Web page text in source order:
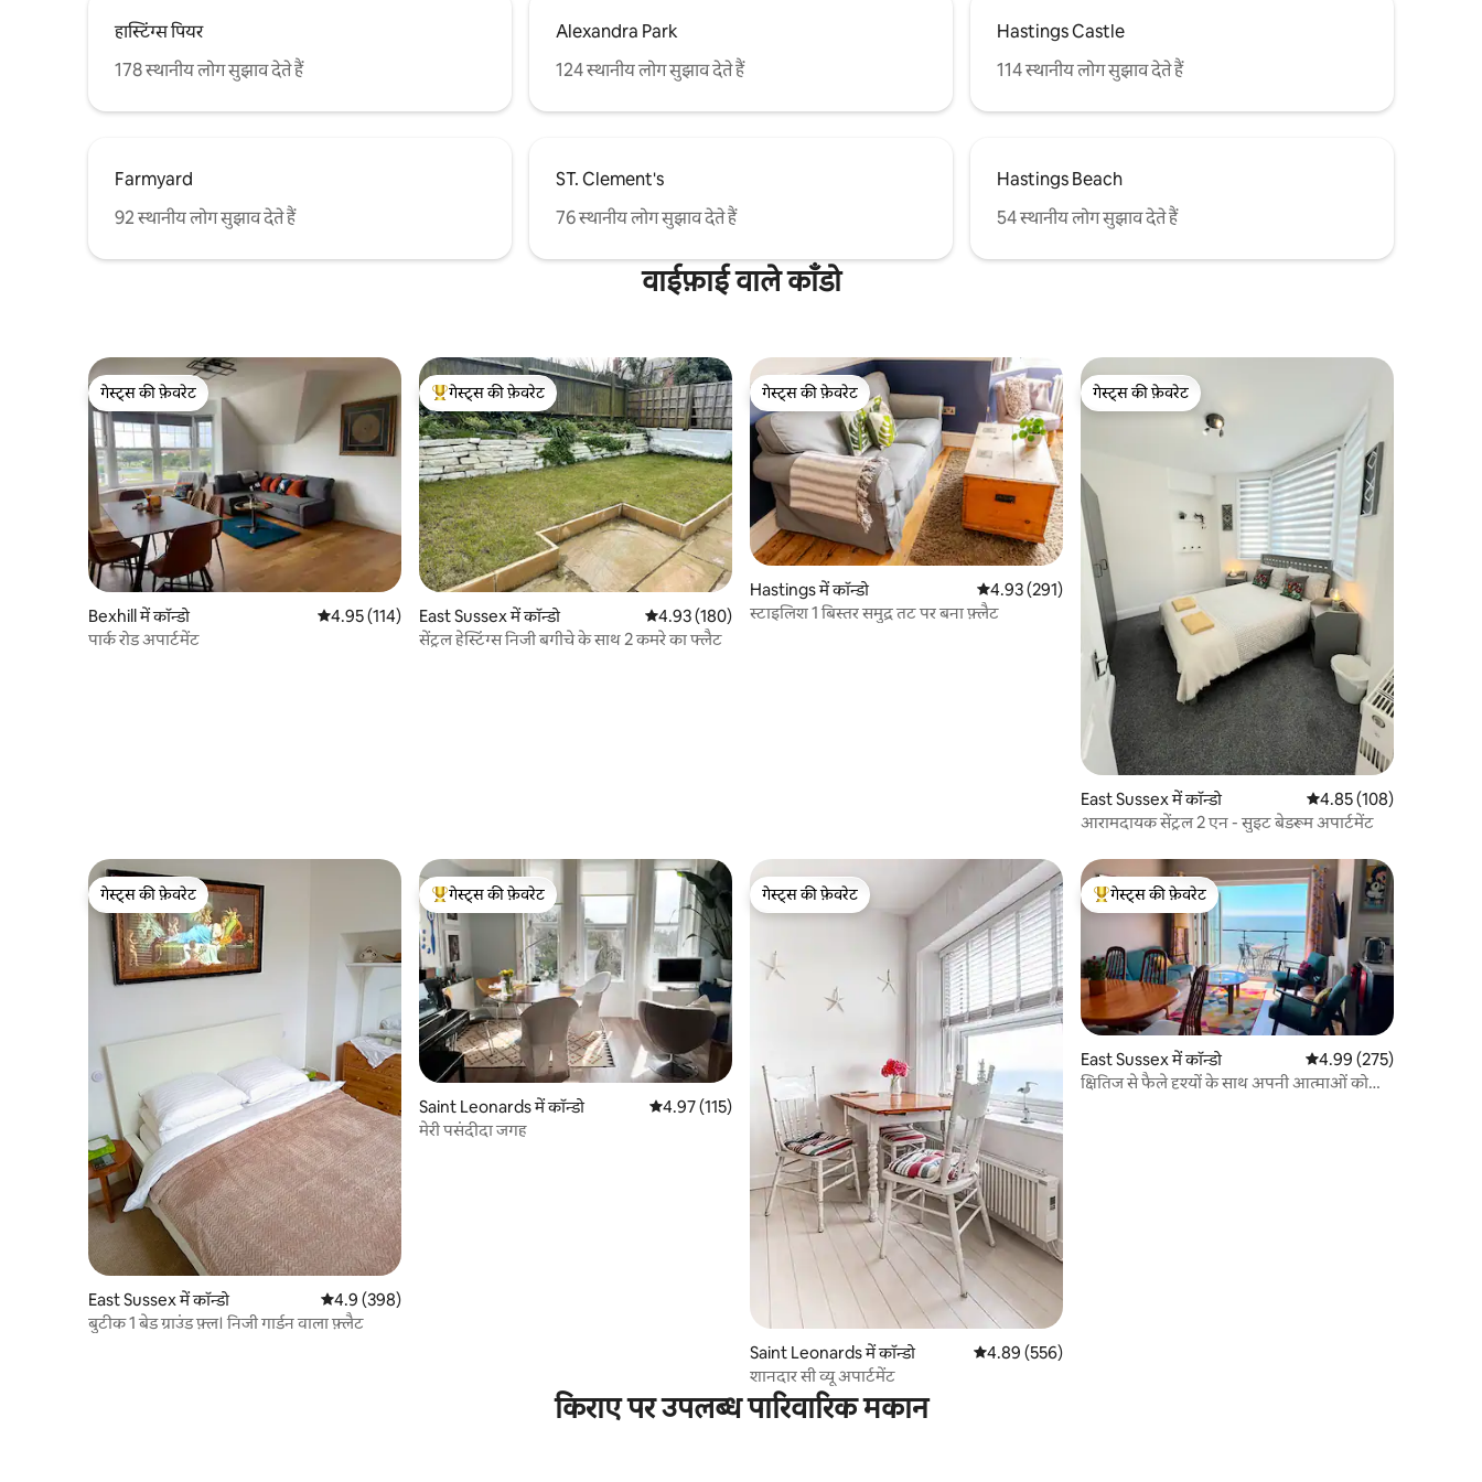
हास्टिंग्स पियर
178 स्थानीय लोग सुझाव देते हैं
Alexandra Park
124 स्थानीय लोग सुझाव देते हैं
Hastings Castle
114 स्थानीय लोग सुझाव देते हैं
Farmyard
92 स्थानीय लोग सुझाव देते हैं
ST. Clement's
76 स्थानीय लोग सुझाव देते हैं
Hastings Beach
54 स्थानीय लोग सुझाव देते हैं
वाईफ़ाई वाले काँडो
गेस्ट्स की फ़ेवरेट
गेस्ट्स की फ़ेवरेट
Bexhill में कॉन्डो औसत रेटिंग 5 में से 4.95, 114 समीक्षाएँ
4.95 (114)
पार्क रोड अपार्टमेंट
गेस्ट्स का टॉप फ़ेवरेट
गेस्ट्स की फ़ेवरेट
East Sussex में कॉन्डो औसत रेटिंग 5 में से 4.93, 180 समीक्षाएँ
4.93 (180)
सेंट्रल हेस्टिंग्स निजी बगीचे के साथ 2 कमरे का फ्लैट
गेस्ट्स की फ़ेवरेट
गेस्ट्स की फ़ेवरेट
Hastings में कॉन्डो औसत रेटिंग 5 में से 4.93, 291 समीक्षाएँ
4.93 (291)
स्टाइलिश 1 बिस्तर समुद्र तट पर बना फ़्लैट
गेस्ट्स की फ़ेवरेट
गेस्ट्स की फ़ेवरेट
East Sussex में कॉन्डो औसत रेटिंग 5 में से 4.85,
4.85 (108)
आरामदायक सेंट्रल 2 एन - सुइट बेडरूम अपार्टमेंट
गेस्ट्स की फ़ेवरेट
गेस्ट्स की फ़ेवरेट
East Sussex में कॉन्डो औसत रेटिंग 5 में से 4.9, 398 समीक्षाएँ
4.9 (398)
बुटीक 1 बेड ग्राउंड फ़्ल। निजी गार्डन वाला फ़्लैट
गेस्ट्स का टॉप फ़ेवरेट
गेस्ट्स की फ़ेवरेट
Saint Leonards में कॉन्डो औसत रेटिंग 5 में से 4.97, 115 समीक्षाएँ
4.97 (115)
मेरी पसंदीदा जगह
गेस्ट्स की फ़ेवरेट
गेस्ट्स की फ़ेवरेट
Saint Leonards में कॉन्डो औसत रेटिंग 5 में से 4.89, 556 समीक्षाएँ
4.89 (556)
शानदार सी व्यू अपार्टमेंट
गेस्ट्स का टॉप फ़ेवरेट
गेस्ट्स की फ़ेवरेट
East Sussex में कॉन्डो औसत रेटिंग 5 में से 4.99,
4.99 (275)
क्षितिज से फैले दृश्यों के साथ अपनी आत्माओं को
किराए पर उपलब्ध पारिवारिक मकान